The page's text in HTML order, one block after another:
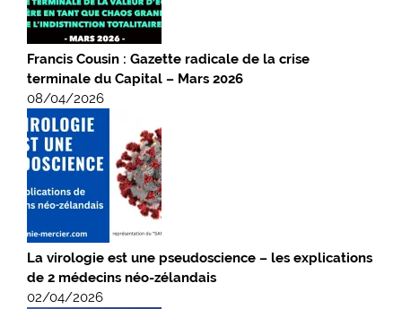
Francis Cousin : Gazette radicale de la crise
terminale du Capital – Mars 2026
08/04/2026
La virologie est une pseudoscience – les explications
de 2 médecins néo-zélandais
02/04/2026